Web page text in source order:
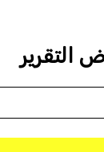
التقرير